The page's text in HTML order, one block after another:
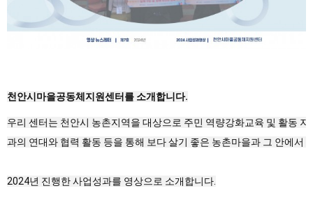
천안시마을공동체지원센터를 소개합니다.
우리 센터는 천안시 농촌지역을 대상으로 주민 역량강화교육 및 활동
과의 연대와 협력 활동 등을 통해 보다 살기 좋은 농촌마을과 그 안에서
2024년 진행한 사업성과를 영상으로 소개합니다.